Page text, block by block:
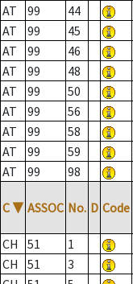
AT
99 44
AT
99 45
AT
99 46
AT
99 48
AT
99 50
AT
99 56
AT
99 58
AT
99 59
AT
99 98
C ▼ ASSOC No. D Code
CH 51 1
CH
51 3